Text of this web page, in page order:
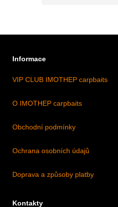
Informace
VIP CLUB IMOTHEP carpbaits
O IMOTHEP carpbaits
Obchodní podmínky
Ochrana osobních údajů
Doprava a způsoby platby
Kontakty